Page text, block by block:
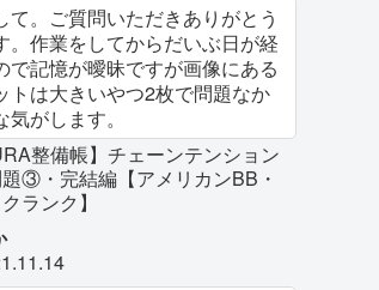
て。ご質問いただきありがとう
。作業をしてからだいぶ日が経
で記憶が曖昧ですが画像にある
トは大きいやつ2枚で問題なか
がします。
整備帳】チェーンテンション
③・完結編【アメリカンBB・
ランク】